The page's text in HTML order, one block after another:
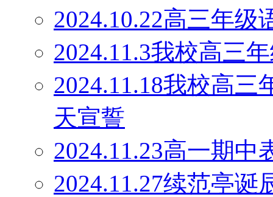
2024.10.22高三年
2024.11.3我校高三
2024.11.18我校高三
天宣誓
2024.11.23高一期中
2024.11.27续范亭诞